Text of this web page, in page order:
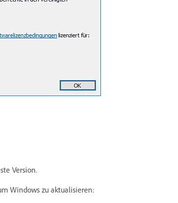
Version.
Windows zu aktualisieren: